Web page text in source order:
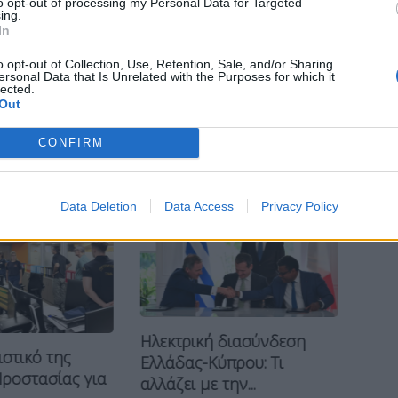
opt-out of Collection, Use, Retention, Sale, and/or Sharing
Data that Is Unrelated with the Purposes for which it
CONFIRM
Data Deletion Data Access Privacy Policy
Bluesky
Κύπρου: Τι
με την...
Μητσοτάκης για είσοδο
Meridiam στην GSI:
Στρατηγικής...